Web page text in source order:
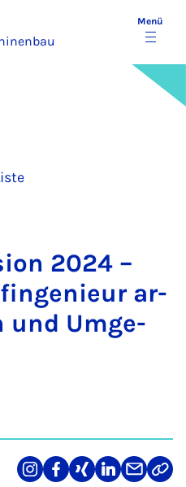
Menü
2024 –
ar­
und Um­ge­
TeilenTeilenTeilenTeilenTeilenLink